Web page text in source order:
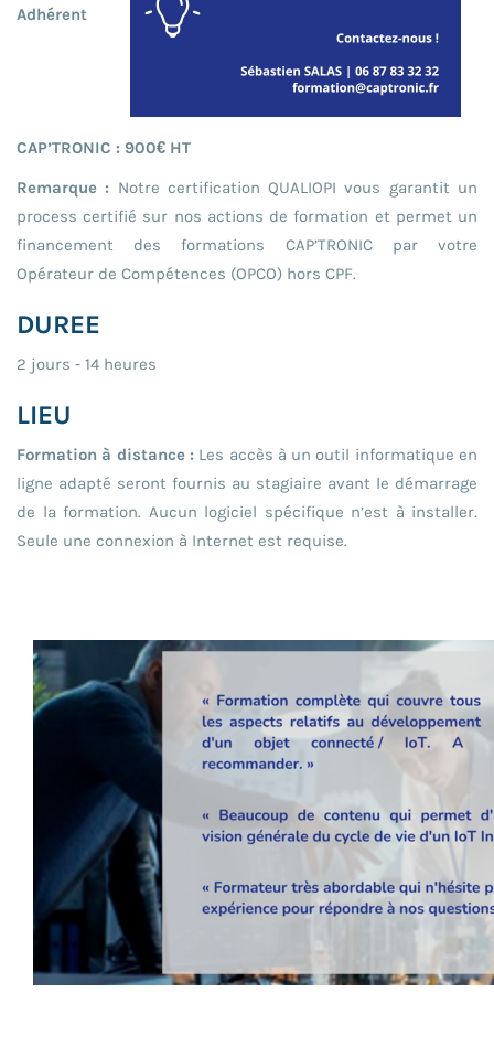
Adhérent
CAP’TRONIC : 900€ HT
Remarque : Notre certification QUALIOPI vous garantit un
process certifié sur nos actions de formation et permet un
financement des formations CAP’TRONIC par votre
Opérateur de Compétences (OPCO) hors CPF.
DUREE
2 jours - 14 heures
LIEU
Formation à distance :Les accès à un outil informatique en
ligne adapté seront fournis au stagiaire avant le démarrage
de la formation. Aucun logiciel spécifique n’est à installer.
Seule une connexion à Internet est requise.